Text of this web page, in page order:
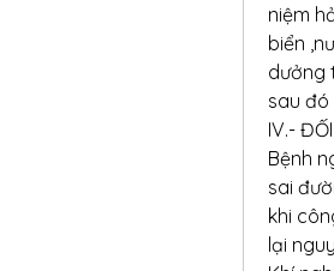
niệm
biển
dưởng
sau đó
IV.-
Bệnh
sai
khi
lại